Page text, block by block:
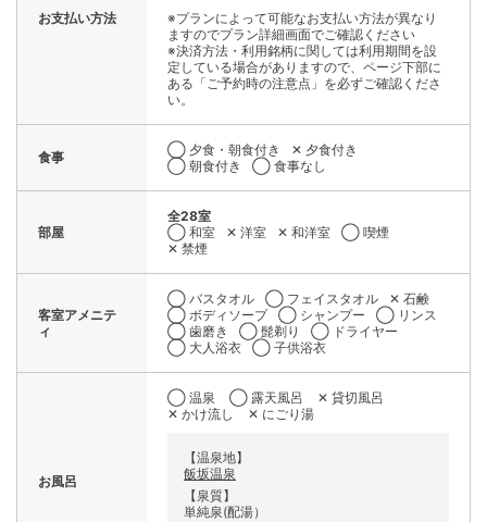
お支払い方法
※プランによって可能なお支払い方法が異なり
ますのでプラン詳細画面でご確認ください
※決済方法・利用銘柄に関しては利用期間を設
定している場合がありますので、ページ下部に
ある「ご予約時の注意点」を必ずご確認くださ
い。
食事 ◯ 夕食・朝食付き
✕ 夕食付き
◯ 朝食付き
◯ 食事なし
部屋
全28室
◯ 和室
✕ 洋室 ✕ 和洋室
◯ 喫煙
✕ 禁煙
客室アメニテ
ィ
◯ バスタオル ◯ フェイスタオル
✕ 石鹸
◯ ボディソープ
◯ シャンプー
◯ リンス
◯ 歯磨き
◯ 髭剃り
◯ ドライヤー
◯ 大人浴衣
◯ 子供浴衣
お風呂
◯ 温泉 ◯ 露天風呂
✕ 貸切風呂
✕ かけ流し
✕ にごり湯
【温泉地】
飯坂温泉
【泉質】
単純泉(配湯）